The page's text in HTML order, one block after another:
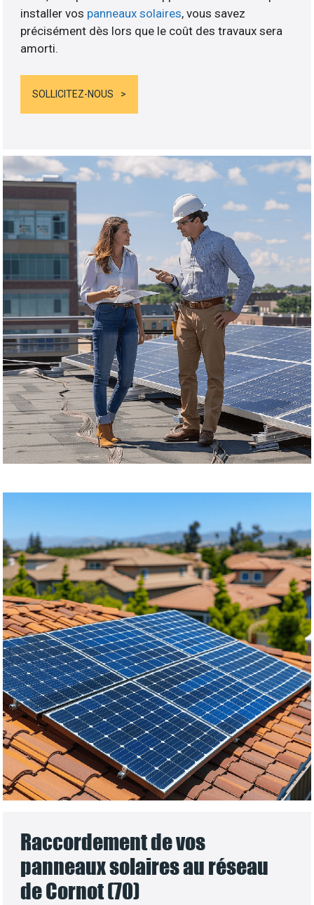
installer vos panneaux solaires, vous savez
précisément dès lors que le coût des travaux sera
amorti.
SOLLICITEZ-NOUS
Raccordement de vos
panneaux solaires au réseau
de Cornot (70)